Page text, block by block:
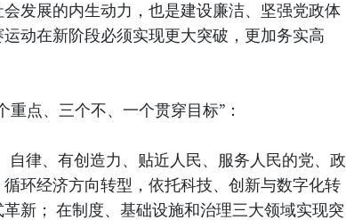
发展的内生动力，也是建设廉洁、坚强党政体
动在新阶段必须实现更大突破，更加务实高
点、三个不、一个贯穿目标”：
自律、有创造力、贴近人民、服务人民的党、政
环经济方向转型，依托科技、创新与数字化转
新； 在制度、基础设施和治理三大领域实现突